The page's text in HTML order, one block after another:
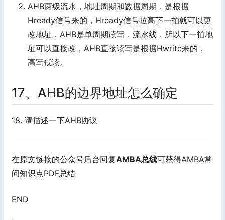
AHB两级流水，地址周期和数据周期，是根据
Hready信号来的，Hready信号拉高下一拍就可以更
改地址，AHB是单周期读写，流水线，所以下一拍地
址可以直接改，AHB直接读写是根据Hwrite来的，
高写低读。
17、AHB的边界地址怎么确定
18. 请描述一下AHB协议
在原文链接的公众号后台回复AMBA总线可获得AMBA常
问知识点PDF总结
END